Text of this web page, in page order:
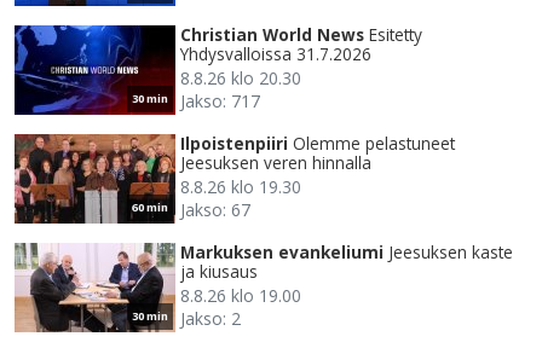
30 min
Christian World News Esitetty
Yhdysvalloissa 31.7.2026
8.8.26 klo 20.30
Jakso: 717
60 min
Ilpoistenpiiri Olemme pelastuneet
Jeesuksen veren hinnalla
8.8.26 klo 19.30
Jakso: 67
30 min
Markuksen evankeliumi Jeesuksen kaste
ja kiusaus
8.8.26 klo 19.00
Jakso: 2